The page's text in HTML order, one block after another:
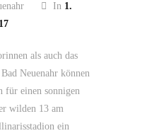
In 1.
als auch das
Neuenahr können
für einen sonnigen
wilden 13 am
ein